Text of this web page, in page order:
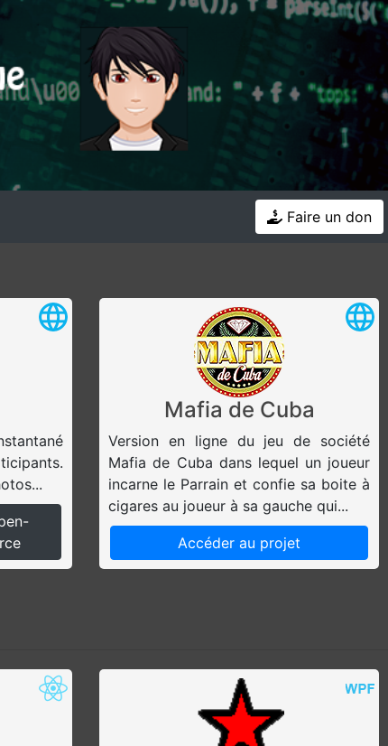
Faire un don
Mafia de Cuba
Version en ligne du jeu de société
Mafia de Cuba dans lequel un joueur
incarne le Parrain et confie sa boite à
cigares au joueur à sa gauche qui...
Accéder au projet